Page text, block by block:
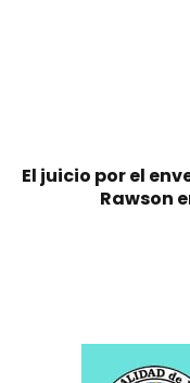
El juicio por el
Rawson